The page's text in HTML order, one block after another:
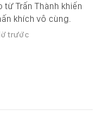
từ Trấn Thành khiến
khích vô cùng.
trước